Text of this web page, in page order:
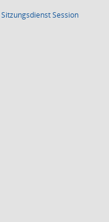
SitzungsdienstSession(Wird in